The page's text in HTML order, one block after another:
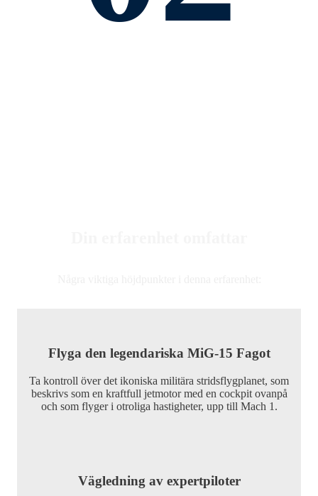
Flyga den legendariska MiG-15 Fagot
Ta kontroll över det ikoniska militära stridsflygplanet, som
beskrivs som en kraftfull jetmotor med en cockpit ovanpå
och som flyger i otroliga hastigheter, upp till Mach 1.
Vägledning av expertpiloter